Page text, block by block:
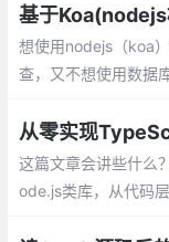
由度高。它更
量的node框架
基于
想使用nodejs（koa
查，又不想使用数据
从零实现
这篇文章会讲些什么
ode.js类库，从代码